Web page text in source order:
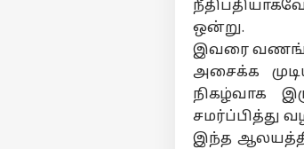
ஒன்று.
இவரை
அசைக்க
நிகழ்வாக
சமர்ப்பித்து
இந்த
தனியுரிமை
கொள்கை